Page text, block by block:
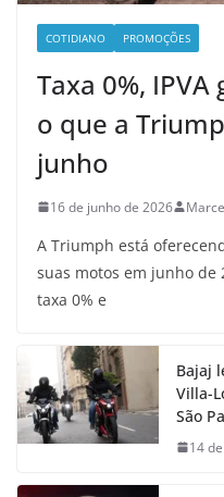
COTIDIANO PROMOÇÕES
Taxa 0%,
o que a
junho
16 de junho de 2026
A Triumph está
suas motos em junho de
taxa 0% e
Bajaj
Villa-
São
14